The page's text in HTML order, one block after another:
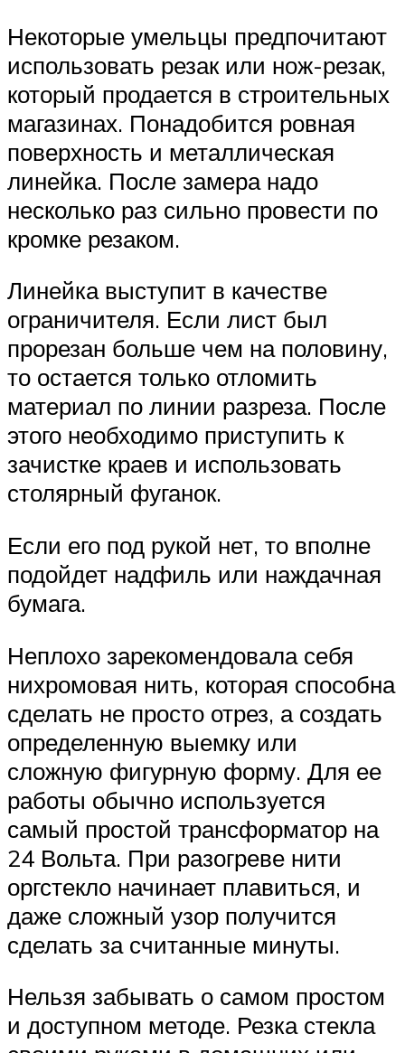
Некоторые умельцы предпочитают
использовать резак или нож-резак,
который продается в строительных
магазинах. Понадобится ровная
поверхность и металлическая
линейка. После замера надо
несколько раз сильно провести по
кромке резаком.
Линейка выступит в качестве
ограничителя. Если лист был
прорезан больше чем на половину,
то остается только отломить
материал по линии разреза. После
этого необходимо приступить к
зачистке краев и использовать
столярный фуганок.
Если его под рукой нет, то вполне
подойдет надфиль или наждачная
бумага.
Неплохо зарекомендовала себя
нихромовая нить, которая способна
сделать не просто отрез, а создать
определенную выемку или
сложную фигурную форму. Для ее
работы обычно используется
самый простой трансформатор на
24 Вольта. При разогреве нити
оргстекло начинает плавиться, и
даже сложный узор получится
сделать за считанные минуты.
Нельзя забывать о самом простом
и доступном методе. Резка стекла